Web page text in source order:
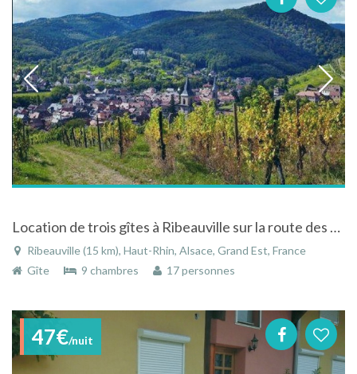
Location de trois gîtes à Ribeauville sur la route des vins d'Alsace
Ribeauville (15 km), Haut-Rhin, Alsace, Grand Est, France
Gîte
9 chambres 17 personnes
47€/nuit